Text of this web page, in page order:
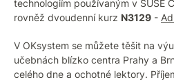
technologiím používaným v SUSE
rovněž dvoudenní kurz N3129 -
V OKsystem se můžete těšit na
učebnách blízko centra Prahy a
celého dne a ochotné lektory.